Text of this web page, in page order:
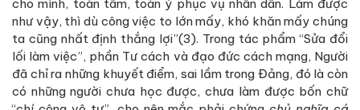
cho mình, toàn tâm, toàn ý phục vụ nhân dân. Làm được
như vậy, thì dù công việc to lớn mấy, khó khăn mấy chúng
ta cũng nhất định thắng lợi”(3). Trong tác phẩm “Sửa đổi
lối làm việc”, phần Tư cách và đạo đức cách mạng, Người
đã chỉ ra những khuyết điểm, sai lầm trong Đảng, đó là còn
có những người chưa học được, chưa làm được bốn chữ